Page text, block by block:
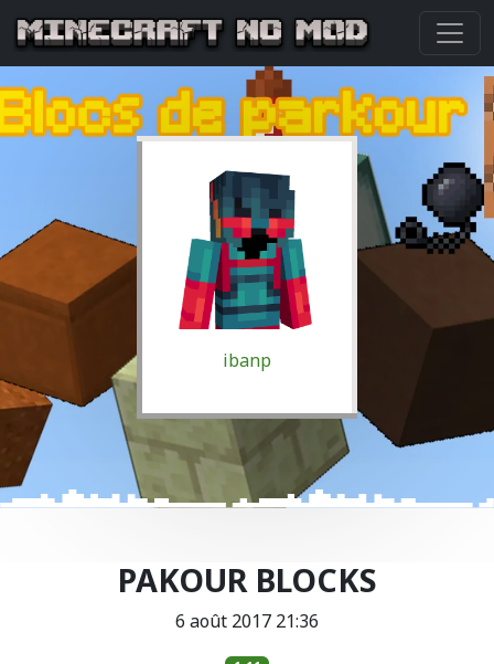
ibanp
PAKOUR BLOCKS
6 août 2017 21:36